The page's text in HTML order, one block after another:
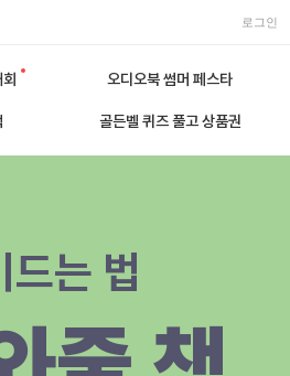
로그인
오디오북 썸머 페스타
골든벨 퀴즈 풀고 상품권
는 법